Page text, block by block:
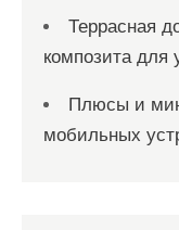
Террасная
композита для
Плюсы и
мобильных